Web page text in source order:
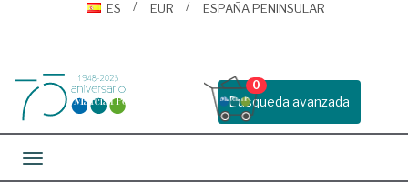
ES
EUR ESPAÑA PENINSULAR
Busqueda avanzada
0
Toggle navigation